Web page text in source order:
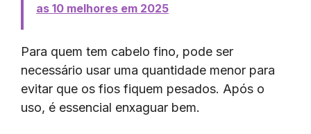
as 10 melhores em 2025
Para quem tem cabelo fino, pode ser
necessário usar uma quantidade menor para
evitar que os fios fiquem pesados. Após o
uso, é essencial enxaguar bem.